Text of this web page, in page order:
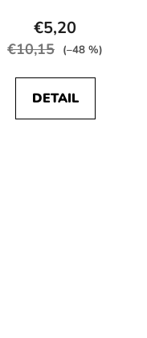
€5,20
€10,15 (–48 %)
DETAIL